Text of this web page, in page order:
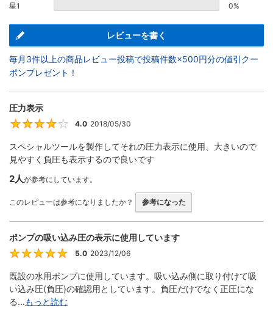
星1 0%
レビューを書く
毎月3件以上の商品レビュー投稿で投稿件数×500円分の値引クー
ポンプレゼント！
圧力表示
4
4.0 2018/05/30
スペシャルツールを製作してそれの圧力表示に使用、大きいので
見やすく負圧も表示するので良いです
2人が参考にしています。
このレビューは参考になりましたか？ 参考になった
ポンプの吸い込み圧の表示に使用しています
5
5.0 2023/12/06
既設の水用ポンプに使用しています。吸い込み側に取り付けて吸
い込み圧(負圧)の確認用としています。負圧だけでなく正圧にな
る...もっと読む